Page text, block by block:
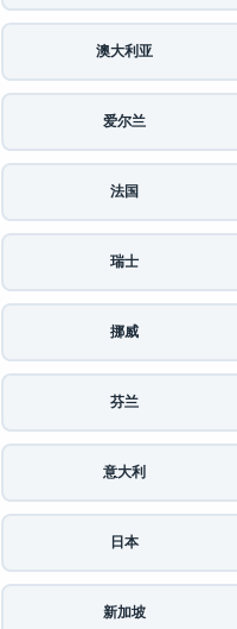
澳大利亚
爱尔兰
法国
瑞士
挪威
芬兰
意大利
日本
新加坡